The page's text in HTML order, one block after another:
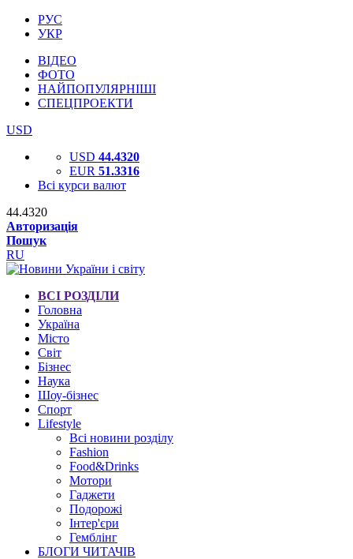
РУС
УКР
ВІДЕО
ФОТО
НАЙПОПУЛЯРНІШІ
СПЕЦПРОЕКТИ
USD
USD 44.4320
EUR 51.3316
Всі курси валют
44.4320
Авторизація
Пошук
RU
ВСІ РОЗДІЛИ
Головна
Україна
Місто
Світ
Бізнес
Наука
Шоу-бізнес
Спорт
Lifestyle
Всі новини розділу
Fashion
Food&Drinks
Мотори
Гаджети
Подорожі
Інтер'єри
Гемблінг
БЛОГИ ЧИТАЧІВ